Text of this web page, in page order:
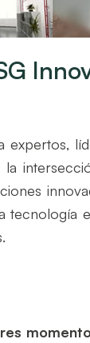
expertos,
tecnología